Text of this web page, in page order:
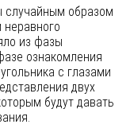
случайным образом
из фазы
ознакомления
с глазами
двух
будут давать